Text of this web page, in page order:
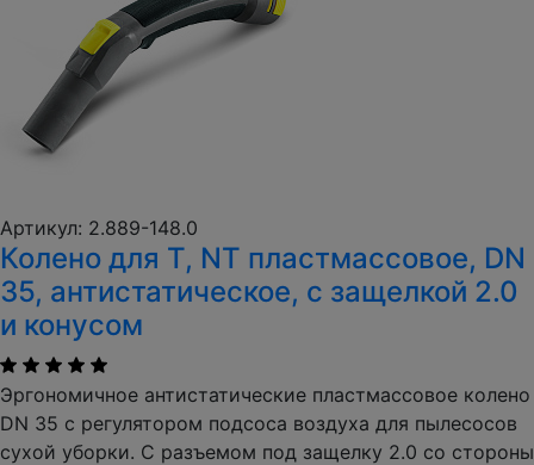
Артикул: 2.889-148.0
Колено для T, NT пластмассовое, DN
35, антистатическое, с защелкой 2.0
и конусом
Эргономичное антистатические пластмассовое колено
DN 35 с регулятором подсоса воздуха для пылесосов
сухой уборки. С разъемом под защелку 2.0 со стороны